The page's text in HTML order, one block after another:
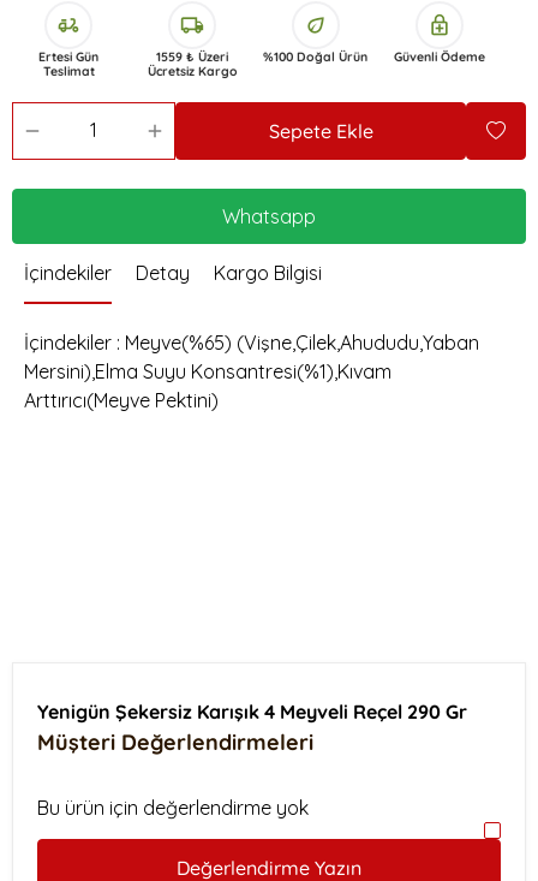
delivery_dining
Ertesi Gün
Teslimat
local_shipping
1559 ₺ Üzeri
Ücretsiz Kargo
eco
%100 Doğal Ürün
enhanced_encryption
Güvenli Ödeme
Sepete Ekle
Whatsapp
İçindekiler Detay Kargo Bilgisi
İçindekiler : Meyve(%65) (Vişne,Çilek,Ahududu,Yaban
Mersini),Elma Suyu Konsantresi(%1),Kıvam
Arttırıcı(Meyve Pektini)
Yenigün Şekersiz Karışık 4 Meyveli Reçel 290 Gr
Müşteri Değerlendirmeleri
Bu ürün için değerlendirme yok
Değerlendirme Yazın